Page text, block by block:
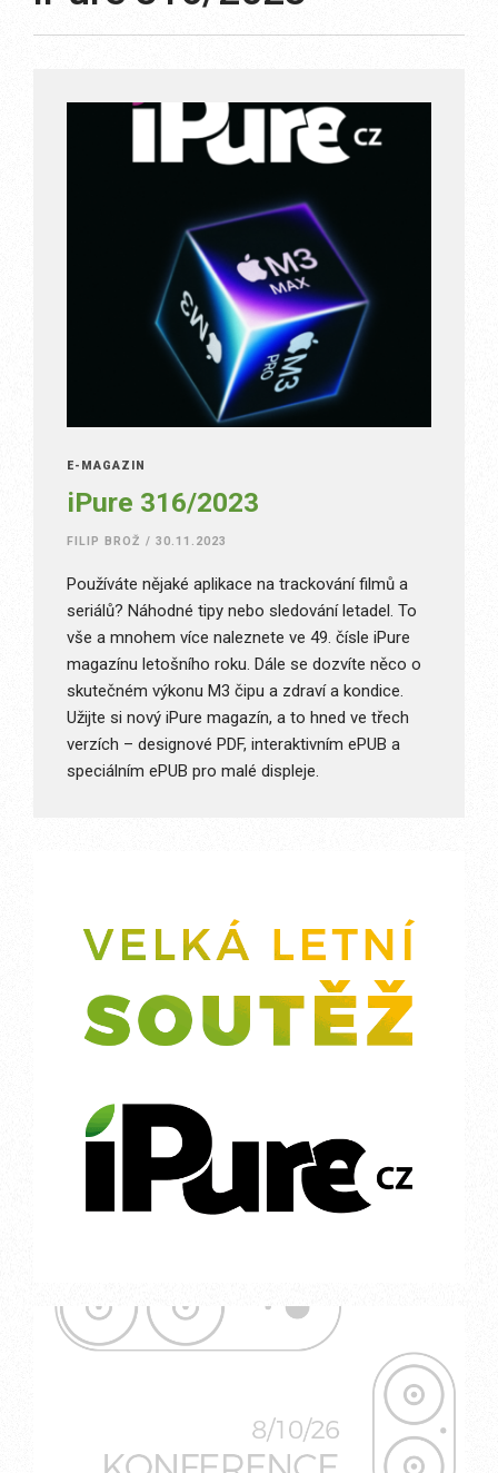
E-MAGAZÍN
iPure 316/2023
FILIP BROŽ / 30.11.2023
Používáte nějaké aplikace na trackování filmů a
seriálů? Náhodné tipy nebo sledování letadel. To
vše a mnohem více naleznete ve 49. čísle iPure
magazínu letošního roku. Dále se dozvíte něco o
skutečném výkonu M3 čipu a zdraví a kondice.
Užijte si nový iPure magazín, a to hned ve třech
verzích – designové PDF, interaktivním ePUB a
speciálním ePUB pro malé displeje.